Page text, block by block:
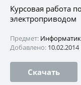
Курсовая работа
электроприводом
Предмет:
Добавлено: 10.02.2014
Скачать